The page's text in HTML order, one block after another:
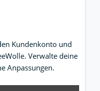
Kundenkonto und
Verwalte deine
Anpassungen.